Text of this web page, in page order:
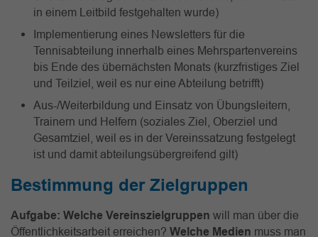
in einem Leitbild festgehalten wurde)
Implementierung eines Newsletters für die
Tennisabteilung innerhalb eines Mehrspartenvereins
bis Ende des übernächsten Monats (kurzfristiges Ziel
und Teilziel, weil es nur eine Abteilung betrifft)
Aus-/Weiterbildung und Einsatz von Übungsleitern,
Trainern und Helfern (soziales Ziel, Oberziel und
Gesamtziel, weil es in der Vereinssatzung festgelegt
ist und damit abteilungsübergreifend gilt)
Bestimmung der Zielgruppen
Aufgabe: Welche Vereinszielgruppen will man über die
Öffentlichkeitsarbeit erreichen? Welche Medien muss man